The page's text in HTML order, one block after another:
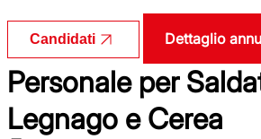
Candidati Dettaglio
Personale per
Legnago e Cerea